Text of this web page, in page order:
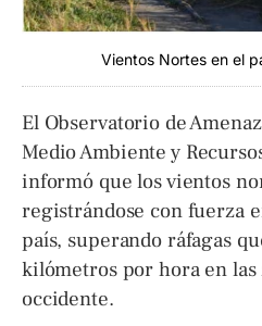
Vientos Nortes en el
El Observatorio de
Medio Ambiente y
informó que los vientos
registrándose con fuerza
país, superando ráfagas
kilómetros por hora en las
occidente.